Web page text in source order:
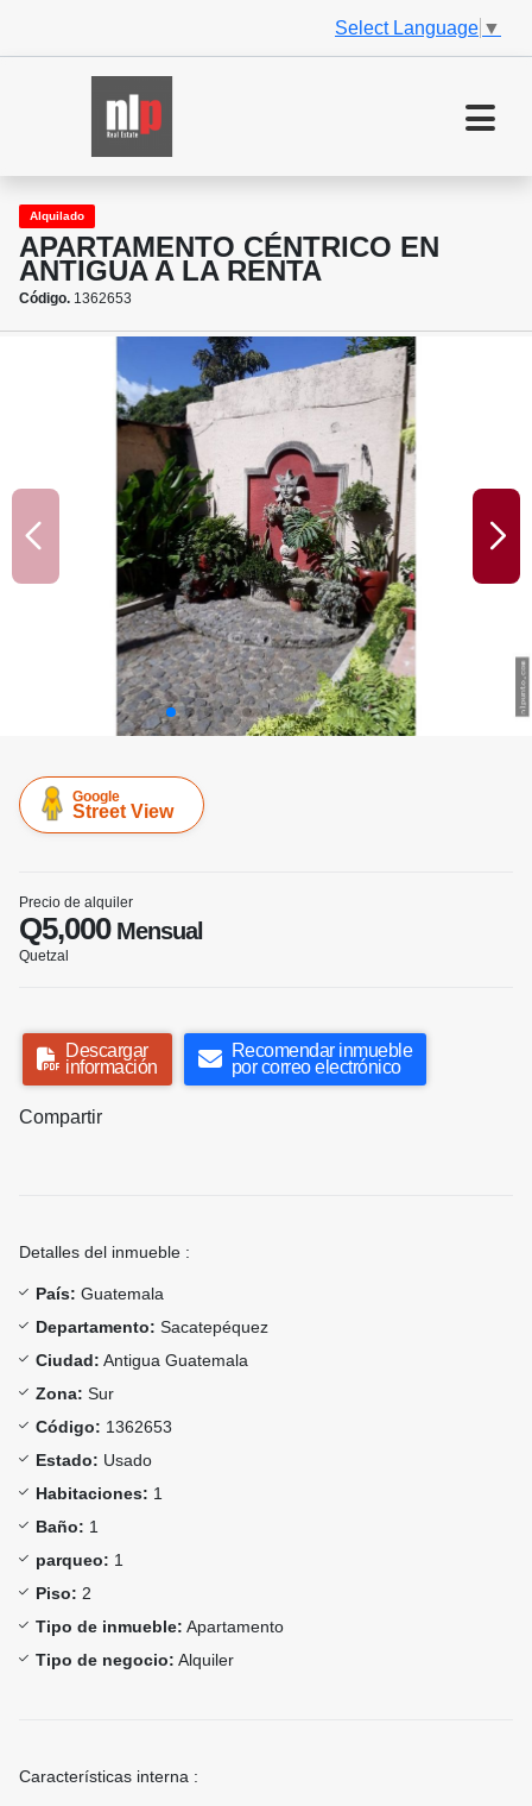
Select Language ▼
Alquilado
APARTAMENTO CÉNTRICO EN
ANTIGUA A LA RENTA
Código. 1362653
Google
Street View
Precio de alquiler
Q5,000Mensual
Quetzal
Descargar
información
Recomendar inmueble
por correo electrónico
Compartir
Detalles del inmueble :
País: Guatemala
Departamento: Sacatepéquez
Ciudad: Antigua Guatemala
Zona: Sur
Código: 1362653
Estado: Usado
Habitaciones: 1
Baño: 1
parqueo: 1
Piso: 2
Tipo de inmueble: Apartamento
Tipo de negocio: Alquiler
Características interna :